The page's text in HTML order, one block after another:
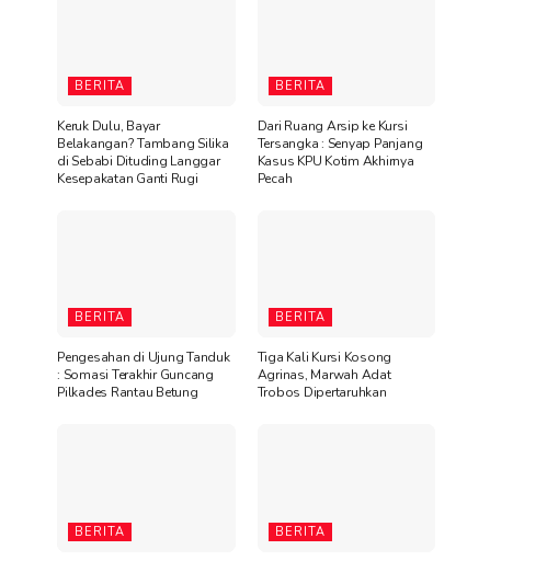
BERITA
Keruk Dulu, Bayar
Belakangan? Tambang Silika
di Sebabi Dituding Langgar
Kesepakatan Ganti Rugi
BERITA
Dari Ruang Arsip ke Kursi
Tersangka : Senyap Panjang
Kasus KPU Kotim Akhirnya
Pecah
BERITA
Pengesahan di Ujung Tanduk
: Somasi Terakhir Guncang
Pilkades Rantau Betung
BERITA
Tiga Kali Kursi Kosong
Agrinas, Marwah Adat
Trobos Dipertaruhkan
BERITA BERITA